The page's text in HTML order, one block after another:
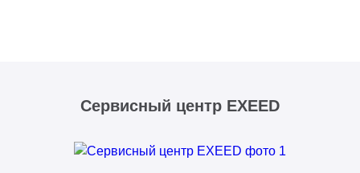
Сервисный центр EXEED